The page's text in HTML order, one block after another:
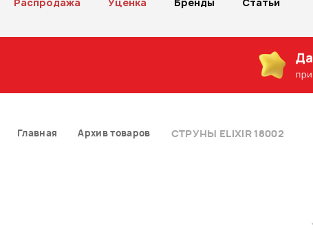
Главная Архив товаров СТРУНЫ ELIXIR 18002